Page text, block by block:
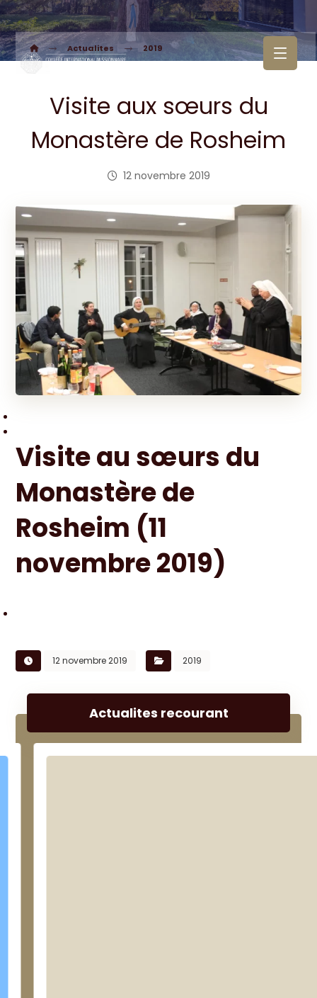
Actualites 2019
Visite aux sœurs du
Monastère de Rosheim
12 novembre 2019
Visite au sœurs du
Monastère de
Rosheim (11
novembre 2019)
12 novembre 2019 2019
Actualites recourant